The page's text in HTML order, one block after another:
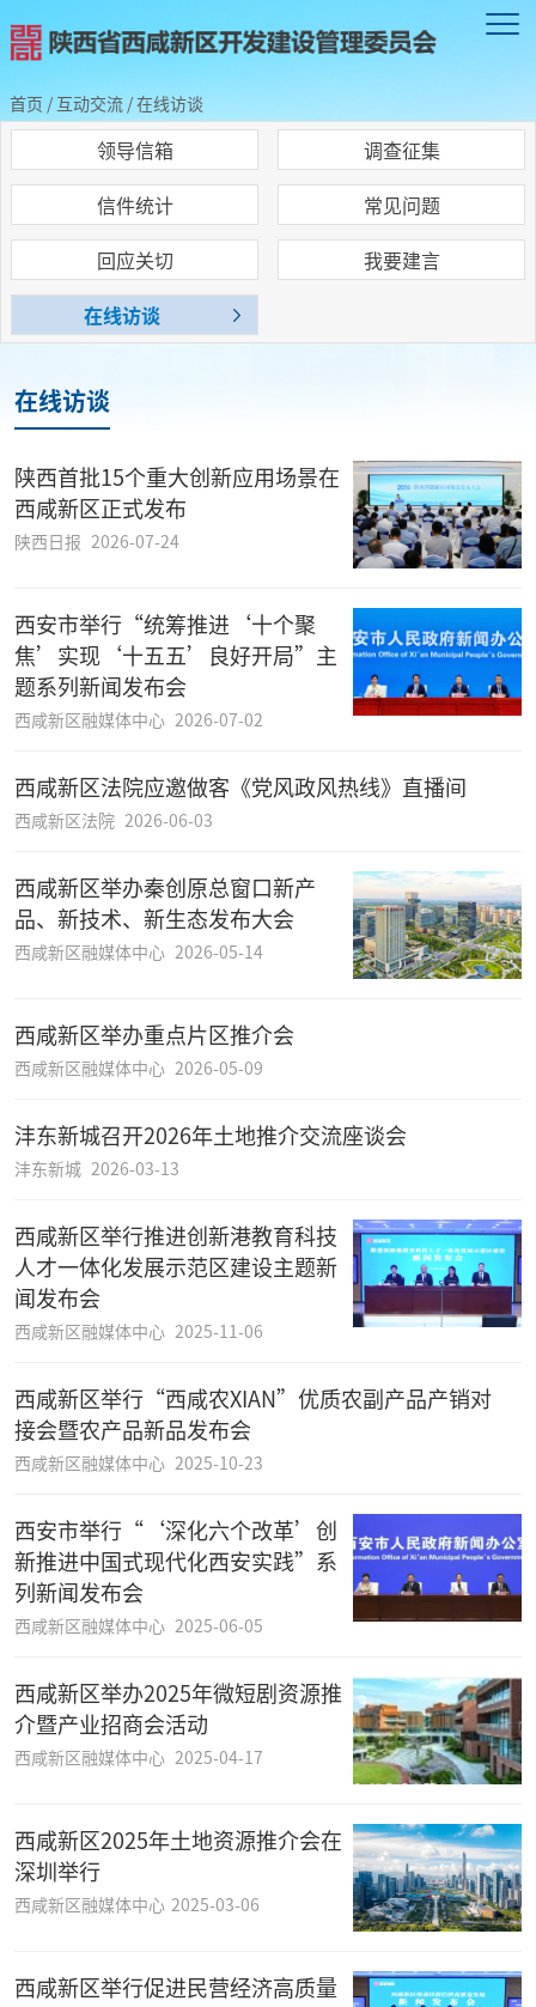
首页 / 互动交流 /在线访谈
领导信箱
调查征集
信件统计
常见问题
回应关切
我要建言
在线访谈
在线访谈
陕西首批15个重大创新应用场景在
西咸新区正式发布
陕西日报 2026-07-24
西安市举行“统筹推进‘十个聚
焦’实现‘十五五’良好开局”主
题系列新闻发布会
西咸新区融媒体中心 2026-07-02
西咸新区法院应邀做客《党风政风热线》直播间
西咸新区法院 2026-06-03
西咸新区举办秦创原总窗口新产
品、新技术、新生态发布大会
西咸新区融媒体中心 2026-05-14
西咸新区举办重点片区推介会
西咸新区融媒体中心 2026-05-09
沣东新城召开2026年土地推介交流座谈会
沣东新城 2026-03-13
西咸新区举行推进创新港教育科技
人才一体化发展示范区建设主题新
闻发布会
西咸新区融媒体中心 2025-11-06
西咸新区举行“西咸农XIAN”优质农副产品产销对
接会暨农产品新品发布会
西咸新区融媒体中心 2025-10-23
西安市举行“‘深化六个改革’创
新推进中国式现代化西安实践”系
列新闻发布会
西咸新区融媒体中心 2025-06-05
西咸新区举办2025年微短剧资源推
介暨产业招商会活动
西咸新区融媒体中心 2025-04-17
西咸新区2025年土地资源推介会在
深圳举行
西咸新区融媒体中心 2025-03-06
西咸新区举行促进民营经济高质量